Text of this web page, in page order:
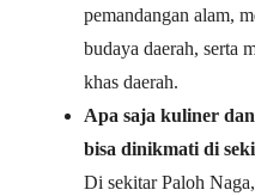
pemandangan alam,
budaya daerah, serta
khas daerah.
Apa saja kuliner
bisa dinikmati di
Di sekitar Paloh